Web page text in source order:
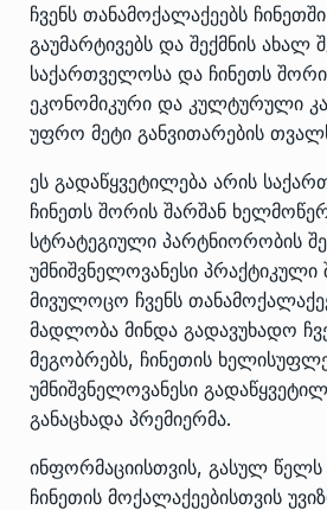
ჩვენს თანამოქალაქეებს
გაუმარტივებს და შექმნის ახალ
საქართველოსა და ჩინეთს
ეკონომიკური და კულტურული
უფრო მეტი განვითარების
ეს გადაწყვეტილება არის
ჩინეთს შორის შარშან
სტრატეგიული პარტნიორობის
უმნიშვნელოვანესი პრაქტიკული
მივულოცო ჩვენს
მადლობა მინდა გადავუხადო
მეგობრებს, ჩინეთის
უმნიშვნელოვანესი
განაცხადა პრემიერმა.
ინფორმაციისთვის, გასულ
ჩინეთის მოქალაქეებისთვის